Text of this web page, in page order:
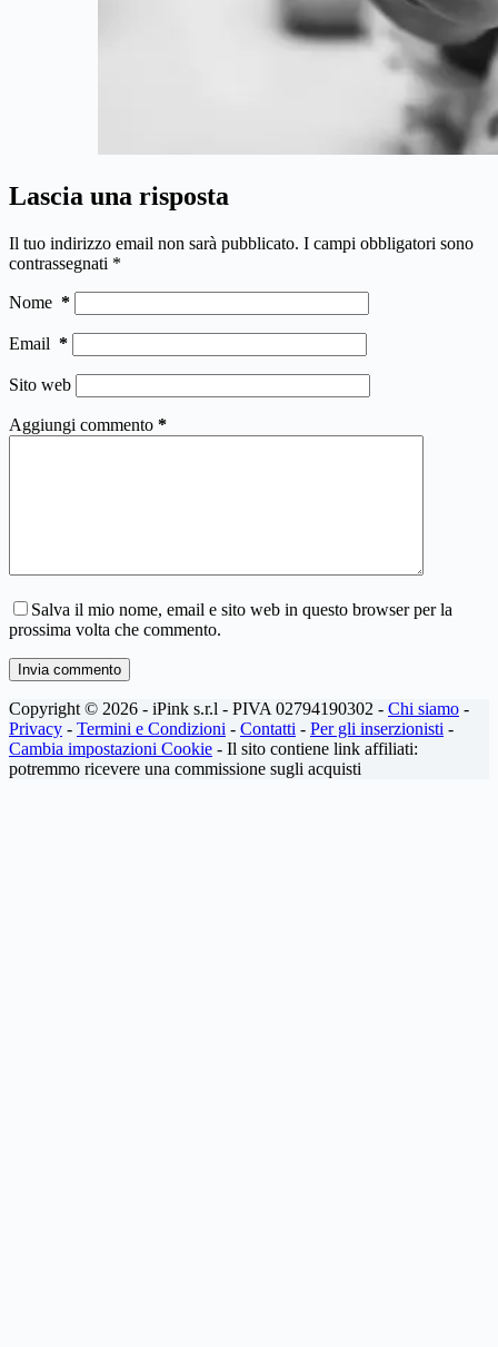
Lascia una risposta
Il tuo indirizzo email non sarà pubblicato. I campi obbligatori sono
contrassegnati *
Nome *
Email *
Sito web
Aggiungi commento *
Salva il mio nome, email e sito web in questo browser per la
prossima volta che commento.
Invia commento
Copyright © 2026 - iPink s.r.l - PIVA 02794190302 - Chi siamo -
Privacy - Termini e Condizioni - Contatti - Per gli inserzionisti -
Cambia impostazioni Cookie - Il sito contiene link affiliati:
potremmo ricevere una commissione sugli acquisti